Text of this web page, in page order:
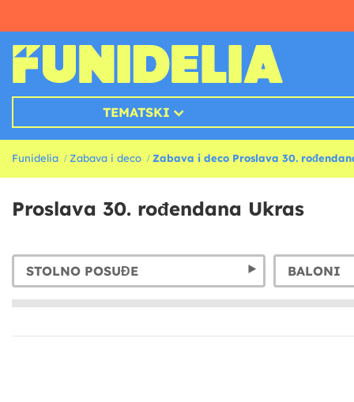
TEMATSKI
Funidelia Zabava i deco Zabava i deco Proslava 30.
Proslava 30. rođendana Ukras
STOLNO POSUĐE BALONI